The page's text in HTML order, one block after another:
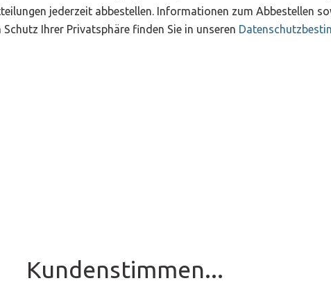
jederzeit abbestellen. Informationen zum Abbestellen
Ihrer Privatsphäre finden Sie in unseren
Kundenstimmen...